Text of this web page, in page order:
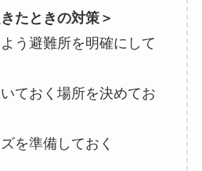
たときの対策＞
う避難所を明確にして
ておく場所を決めてお
を準備しておく